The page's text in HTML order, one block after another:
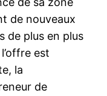
de nouveaux
de plus en plus
est
la
de